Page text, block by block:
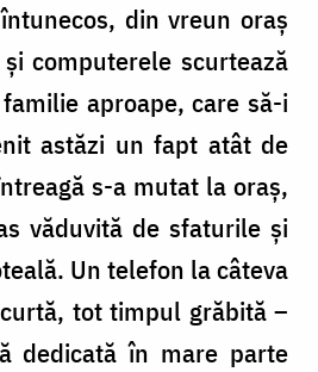
din vreun oraș
computerele scurtează
aproape, care să-i
astăzi un fapt atât de
s-a mutat la oraș,
văduvită de sfaturile și
Un telefon la câteva
tot timpul grăbită –
dedicată în mare parte